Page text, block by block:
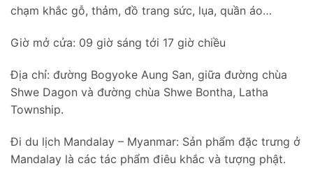
chạm khắc gỗ, thảm, đồ trang sức, lụa, quần áo…
Giờ mở cửa: 09 giờ sáng tới 17 giờ chiều
Địa chỉ: đường Bogyoke Aung San, giữa đường chùa
Shwe Dagon và đường chùa Shwe Bontha, Latha
Township.
Đi du lịch Mandalay – Myanmar: Sản phẩm đặc trưng ở
Mandalay là các tác phẩm điêu khắc và tượng phật.